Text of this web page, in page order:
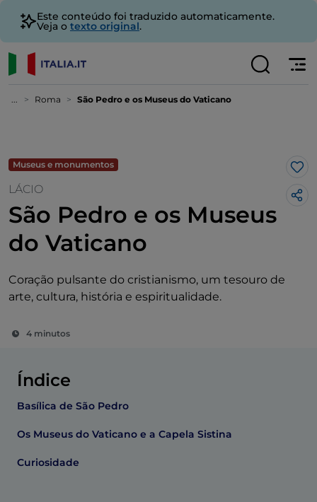
Este conteúdo foi traduzido automaticamente.
Veja o texto original.
... Roma São Pedro e os Museus do Vaticano
Museus e monumentos
LÁCIO
São Pedro e os Museus
do Vaticano
Coração pulsante do cristianismo, um tesouro de
arte, cultura, história e espiritualidade.
4 minutos
Índice
Basílica de São Pedro
Os Museus do Vaticano e a Capela Sistina
Curiosidade